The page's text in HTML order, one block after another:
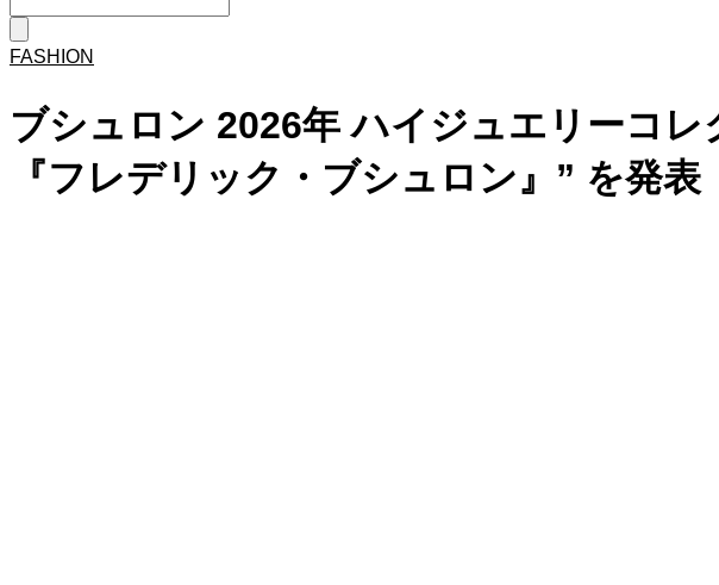
FASHION
ブシュロン 2026年 ハイジュエリーコ
『フレデリック・ブシュロン』” を発表